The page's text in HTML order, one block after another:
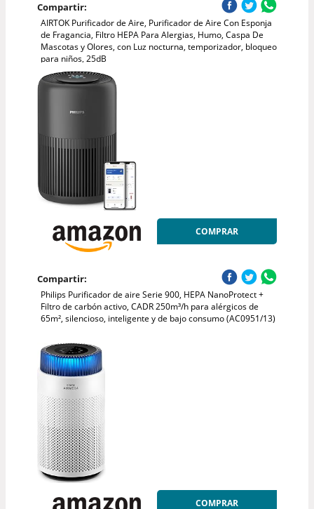
Compartir:
AIRTOK Purificador de Aire, Purificador de Aire Con Esponja
de Fragancia, Filtro HEPA Para Alergias, Humo, Caspa De
Mascotas y Olores, con Luz nocturna, temporizador, bloqueo
para niños, 25dB
COMPRAR
Compartir:
Philips Purificador de aire Serie 900, HEPA NanoProtect +
Filtro de carbón activo, CADR 250m³/h para alérgicos de
65m², silencioso, inteligente y de bajo consumo (AC0951/13)
COMPRAR